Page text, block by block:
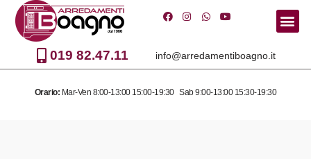
Vai
contenuto
019 82.47.11 info@arredamentiboagno.it
Orario: Mar-Ven 8:00-13:00 15:00-19:30 Sab 9:00-13:00 15:30-19:30